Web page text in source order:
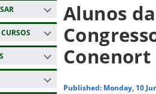
Alunos
Conenort
Published: Monday, 10